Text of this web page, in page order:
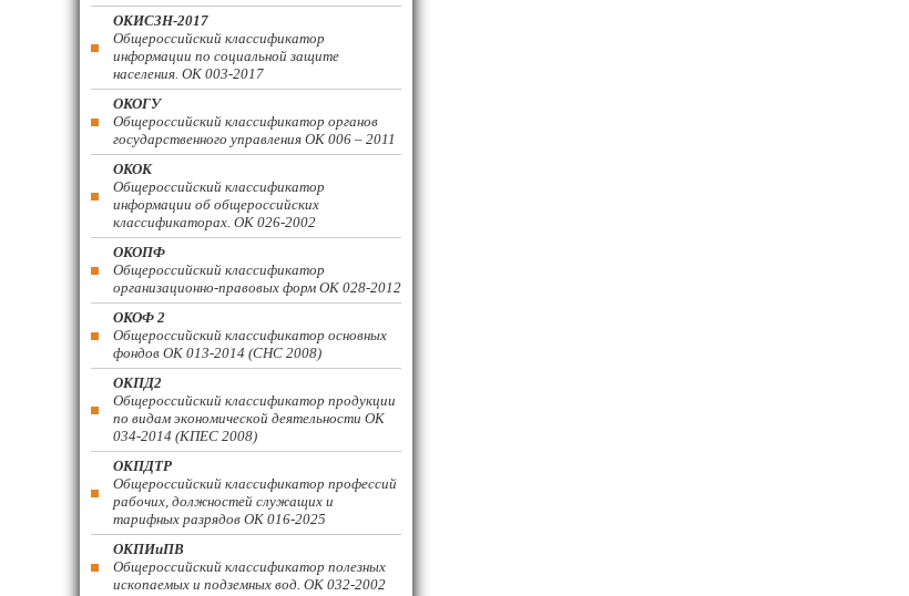
ОКИСЗН-2017
Общероссийский классификатор
информации по социальной защите
населения. ОК 003-2017
ОКОГУ
Общероссийский классификатор органов
государственного управления ОК 006 – 2011
ОКОК
Общероссийский классификатор
информации об общероссийских
классификаторах. ОК 026-2002
ОКОПФ
Общероссийский классификатор
организационно-правовых форм ОК 028-2012
ОКОФ 2
Общероссийский классификатор основных
фондов ОК 013-2014 (СНС 2008)
ОКПД2
Общероссийский классификатор продукции
по видам экономической деятельности ОК
034-2014 (КПЕС 2008)
ОКПДТР
Общероссийский классификатор профессий
рабочих, должностей служащих и
тарифных разрядов ОК 016-2025
ОКПИиПВ
Общероссийский классификатор полезных
ископаемых и подземных вод. ОК 032-2002